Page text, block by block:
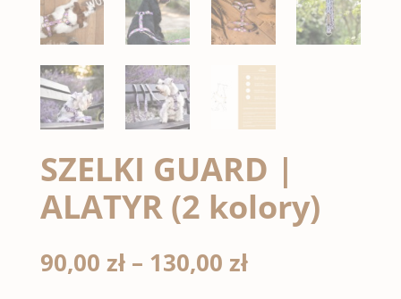
SZELKI GUARD |
ALATYR (2 kolory)
90,00 zł – 130,00 złZakres